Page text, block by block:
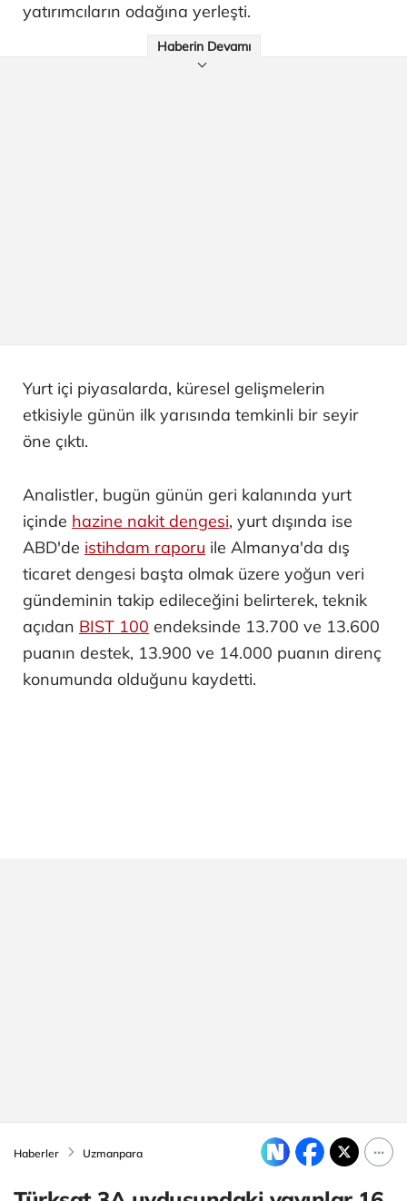
yatırımcıların odağına yerleşti.
Haberin Devamı
Yurt içi piyasalarda, küresel gelişmelerin
etkisiyle günün ilk yarısında temkinli bir seyir
öne çıktı.
Analistler, bugün günün geri kalanında yurt
içinde hazine nakit dengesi, yurt dışında ise
ABD'de istihdam raporu ile Almanya'da dış
ticaret dengesi başta olmak üzere yoğun veri
gündeminin takip edileceğini belirterek, teknik
açıdan BIST 100 endeksinde 13.700 ve 13.600
puanın destek, 13.900 ve 14.000 puanın direnç
konumunda olduğunu kaydetti.
Haberler Uzmanpara